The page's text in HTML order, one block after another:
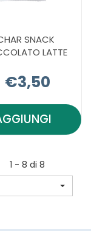
SNACK
LATTE
€3,50
AGGIUNGI
LATTE AL
CARRELLO
1 - 8 di 8